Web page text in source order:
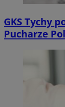
GKS Tychy
Pucharze